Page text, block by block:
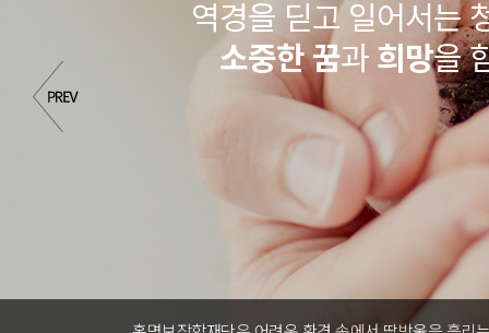
역경을 딛고 일어서는
소중한 꿈과희망을